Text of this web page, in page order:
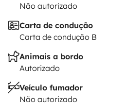
Não autorizado
Carta de condução
Carta de condução B
Animais a bordo
Autorizado
Veículo fumador
Não autorizado